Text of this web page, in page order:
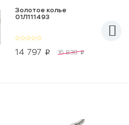
14 797 p 16 838 p
Золотое колье
01Л111493